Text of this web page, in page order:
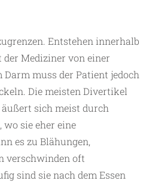
Entstehen innerhalb
Mediziner von einer
muss der Patient jedoch
Die meisten Divertikel
sich meist durch
sie eher eine
es zu Blähungen,
verschwinden oft
sind sie nach dem Essen